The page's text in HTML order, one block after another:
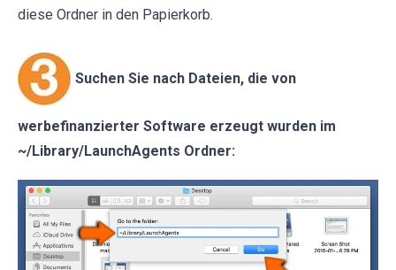
diese Ordner in den Papierkorb.
Suchen Sie nach Dateien, die von
werbefinanzierter Software erzeugt wurden im
~/Library/LaunchAgents Ordner: